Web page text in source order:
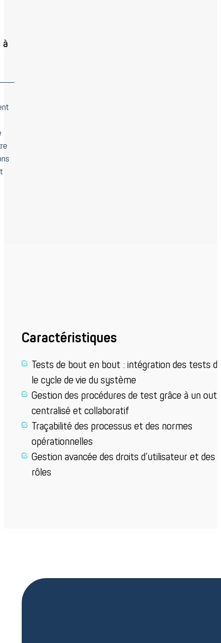
Caractéristiques
Tests de bout en bout : intégration des tests
le cycle de vie du système
Gestion des procédures de test grâce à un outil
centralisé et collaboratif
Traçabilité des processus et des normes
opérationnelles
Gestion avancée des droits d’utilisateur et des
rôles